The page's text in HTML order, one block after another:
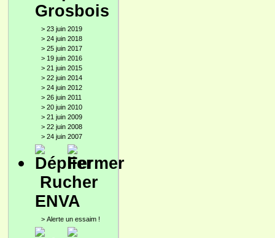
Grosbois
> 23 juin 2019
> 24 juin 2018
> 25 juin 2017
> 19 juin 2016
> 21 juin 2015
> 22 juin 2014
> 24 juin 2012
> 26 juin 2011
> 20 juin 2010
> 21 juin 2009
> 22 juin 2008
> 24 juin 2007
Rucher
ENVA
> Alerte un essaim !